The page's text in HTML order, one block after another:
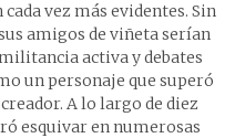
vez más evidentes. Sin
amigos de viñeta serían
activa y debates
un personaje que superó
A lo largo de diez
esquivar en numerosas